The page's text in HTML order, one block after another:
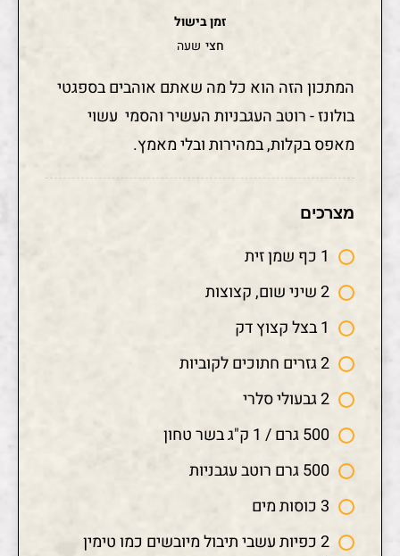
זמן בישול
חצי שעה
המתכון הזה הוא כל מה שאתם אוהבים בספגטי
בולונז - רוטב העגבניות העשיר והסמי עשוי
מאפס בקלות, במהירות ובלי מאמץ.
מצרכים
1 כף שמן זית
2 שיני שום, קצוצות
1 בצל קצוץ דק
2 גזרים חתוכים לקוביות
2 גבעולי סלרי
500 גרם / 1 ק"ג בשר טחון
500 גרם רוטב עגבניות
3 כוסות מים
2 כפיות עשבי תיבול מיובשים כמו טימין